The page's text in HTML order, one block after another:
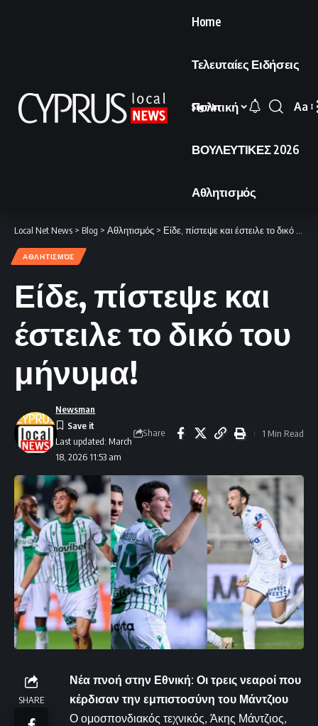
Home
Τελευταίες Ειδήσεις
Πολιτική
ΒΟΥΛΕΥΤΙΚΕΣ 2026
Αθλητισμός
Sign In
Font
Aa
Local Net News > Blog > Αθλητισμός > Είδε, πίστεψε και έστειλε το δικό του μήνυμα!
ΑΘΛΗΤΙΣΜΌΣ
Είδε, πίστεψε και
έστειλε το δικό του
μήνυμα!
Last updated: March
18, 2026 11:53 am
Newsman
Share 1 Min Read
SHARE
Νέα πνοή στην Εθνική: Οι τρεις νεαροί που
κέρδισαν την εμπιστοσύνη του Μάντζιου
Ο ομοσπονδιακός τεχνικός, Άκης Μάντζιος,